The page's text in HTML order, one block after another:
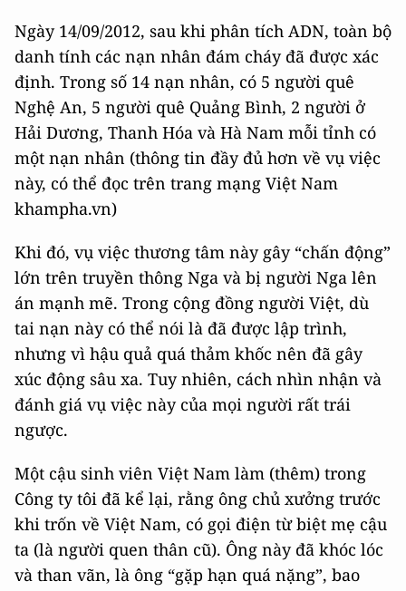
Ngày 14/09/2012, sau khi phân tích ADN, toàn bộ
danh tính các nạn nhân đám cháy đã được xác
định. Trong số 14 nạn nhân, có 5 người quê
Nghệ An, 5 người quê Quảng Bình, 2 người ở
Hải Dương, Thanh Hóa và Hà Nam mỗi tỉnh có
một nạn nhân (thông tin đầy đủ hơn về vụ việc
này, có thể đọc trên trang mạng Việt Nam
khampha.vn)
Khi đó, vụ việc thương tâm này gây “chấn động”
lớn trên truyền thông Nga và bị người Nga lên
án mạnh mẽ. Trong cộng đồng người Việt, dù
tai nạn này có thể nói là đã được lập trình,
nhưng vì hậu quả quá thảm khốc nên đã gây
xúc động sâu xa. Tuy nhiên, cách nhìn nhận và
đánh giá vụ việc này của mọi người rất trái
ngược.
Một cậu sinh viên Việt Nam làm (thêm) trong
Công ty tôi đã kể lại, rằng ông chủ xưởng trước
khi trốn về Việt Nam, có gọi điện từ biệt mẹ cậu
ta (là người quen thân cũ). Ông này đã khóc lóc
và than vãn, là ông “gặp hạn quá nặng”, bao